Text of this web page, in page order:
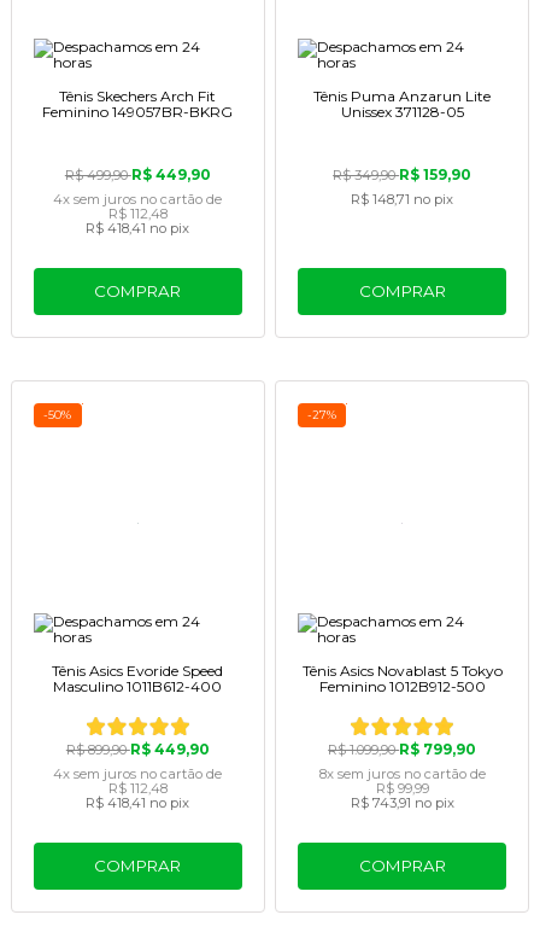
Tênis Skechers Arch Fit
Feminino 149057BR-BKRG
R$ 499,90R$ 449,90
4x sem juros no cartão de
R$ 112,48
R$ 418,41 no pix
COMPRAR
Tênis Puma Anzarun Lite
Unissex 371128-05
R$ 349,90R$ 159,90
R$ 148,71 no pix
COMPRAR
-50%
Tênis Asics Evoride Speed
Masculino 1011B612-400
R$ 899,90R$ 449,90
4x sem juros no cartão de
R$ 112,48
R$ 418,41 no pix
COMPRAR
-27%
Tênis Asics Novablast 5 Tokyo
Feminino 1012B912-500
R$ 1.099,90R$ 799,90
8x sem juros no cartãode
R$ 99,99
R$ 743,91 no pix
COMPRAR